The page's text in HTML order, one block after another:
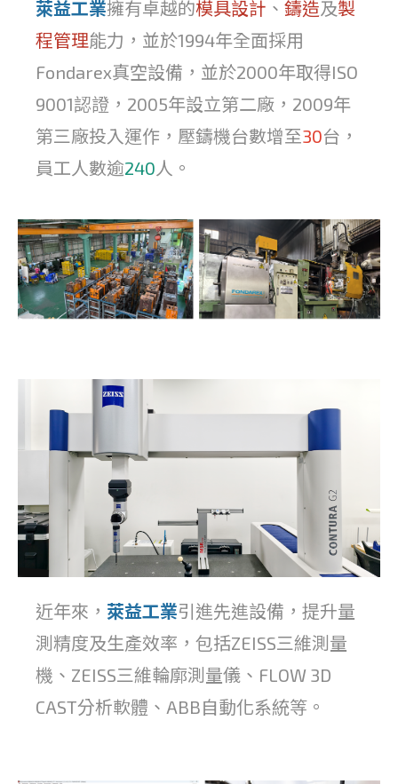
萊益工業擁有卓越的模具設計 、 鑄造及製
程管理能力，並於1994年全面採用
Fondarex真空設備，並於2000年取得ISO
9001認證，2005年設立第二廠，2009年
第三廠投入運作，壓鑄機台數增至30台，
員工人數逾240 人。
近年來， 萊益工業引進先進設備，提升量
測精度及生產效率，包括ZEISS三維測量
機、ZEISS三維輪廓測量儀、FLOW 3D
CAST分析軟體、ABB自動化系統等。